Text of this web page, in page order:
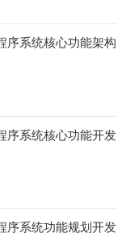
序系统核心功能架构
序系统核心功能开发
序系统功能规划开发